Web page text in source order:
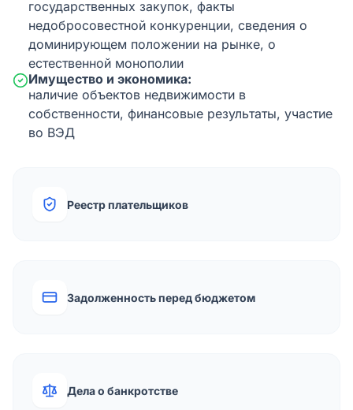
государственных закупок, факты
недобросовестной конкуренции, сведения о
доминирующем положении на рынке, о
естественной монополии
Имущество и экономика:
наличие объектов недвижимости в
собственности, финансовые результаты, участие
во ВЭД
Реестр плательщиков
Задолженность перед бюджетом
Дела о банкротстве